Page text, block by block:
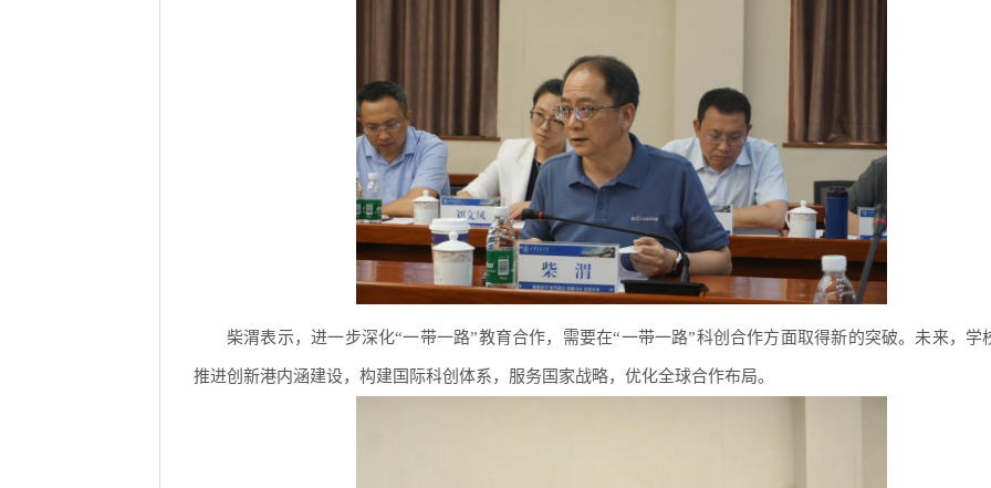
柴渭表示，进一步深化“一带一路”教育合作，需要在“一带一路”科创合作方面取得新的突破。未来，学
推进创新港内涵建设，构建国际科创体系，服务国家战略，优化全球合作布局。